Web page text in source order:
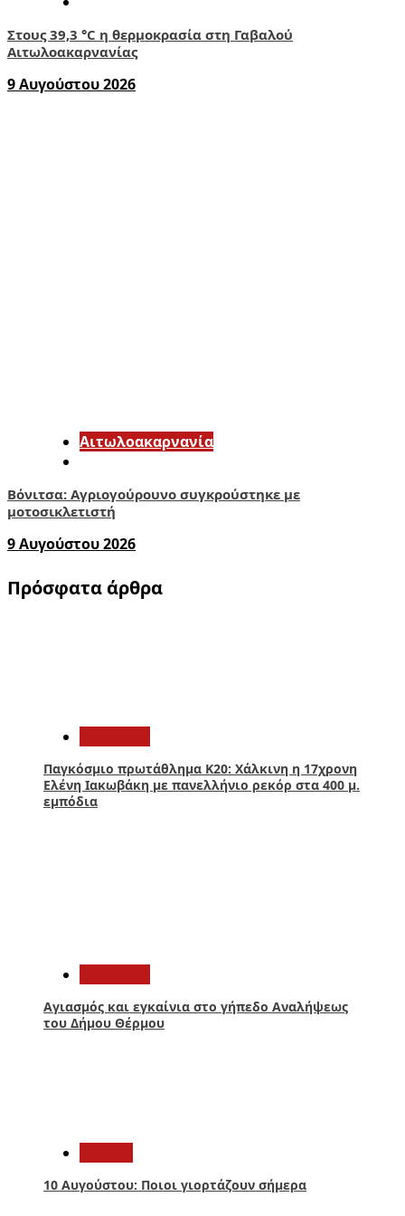
Στους 39,3 °C η θερμοκρασία στη Γαβαλού
Αιτωλοακαρνανίας
9 Αυγούστου 2026
Αιτωλοακαρνανία
Βόνιτσα: Αγριογούρουνο συγκρούστηκε με
μοτοσικλετιστή
9 Αυγούστου 2026
Πρόσφατα άρθρα
Παγκόσμιο πρωτάθλημα Κ20: Χάλκινη η 17χρονη
Ελένη Ιακωβάκη με πανελλήνιο ρεκόρ στα 400 μ.
εμπόδια
Αγιασμός και εγκαίνια στο γήπεδο Αναλήψεως
του Δήμου Θέρμου
10 Αυγούστου: Ποιοι γιορτάζουν σήμερα